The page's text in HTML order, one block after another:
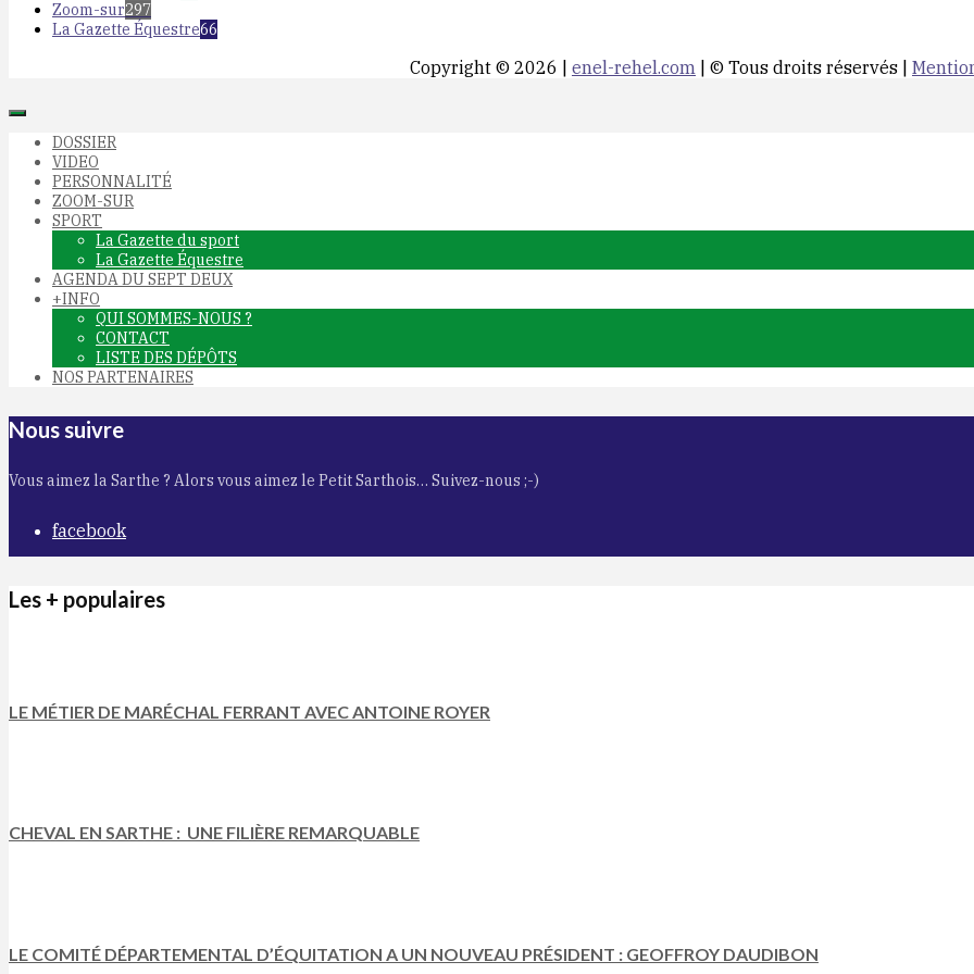
Zoom-sur297
La Gazette Équestre66
Copyright © 2026 | enel-rehel.com | © Tous droits réservés |
DOSSIER
VIDEO
PERSONNALITÉ
ZOOM-SUR
SPORT
La Gazette du sport
La Gazette Équestre
AGENDA DU SEPT DEUX
+INFO
QUI SOMMES-NOUS ?
CONTACT
LISTE DES DÉPÔTS
NOS PARTENAIRES
Nous suivre
Vous aimez la Sarthe ? Alors vous aimez le Petit Sarthois… Suivez-nous ;-)
facebook
Les + populaires
LE MÉTIER DE MARÉCHAL FERRANT AVEC ANTOINE ROYER
CHEVAL EN SARTHE : UNE FILIÈRE REMARQUABLE
LE COMITÉ DÉPARTEMENTAL D’ÉQUITATION A UN NOUVEAU PRÉSIDENT : GEOFFROY DAUDIBON